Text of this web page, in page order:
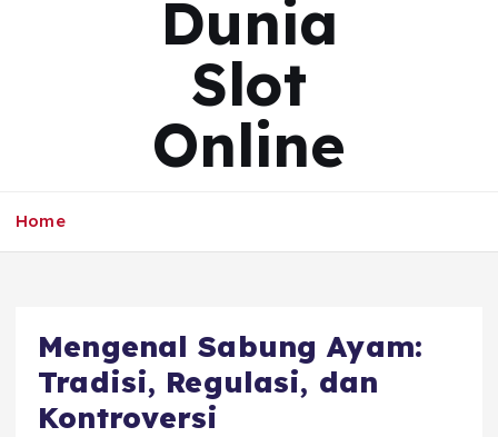
Dunia
Slot
Online
Home
Mengenal Sabung Ayam:
Tradisi, Regulasi, dan
Kontroversi